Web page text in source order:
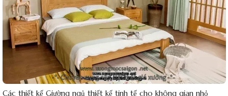
Các thiết kế Giường ngủ thiết kế tinh tế cho không gian nhỏ